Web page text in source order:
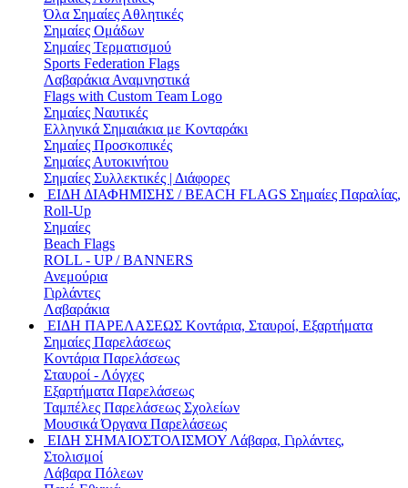
Όλα Σημαίες Αθλητικές
Σημαίες Ομάδων
Σημαίες Τερματισμού
Sports Federation Flags
Λαβαράκια Αναμνηστικά
Flags with Custom Team Logo
Σημαίες Ναυτικές
Ελληνικά Σημαιάκια με Κονταράκι
Σημαίες Προσκοπικές
Σημαίες Αυτοκινήτου
Σημαίες Συλλεκτικές | Διάφορες
ΕΙΔΗ ΔΙΑΦΗΜΙΣΗΣ / BEACH FLAGS Σημαίες Παραλίας,
Roll-Up
Σημαίες
Beach Flags
ROLL - UP / BANNERS
Ανεμούρια
Γιρλάντες
Λαβαράκια
ΕΙΔΗ ΠΑΡΕΛΑΣΕΩΣ Κοντάρια, Σταυροί, Εξαρτήματα
Σημαίες Παρελάσεως
Κοντάρια Παρελάσεως
Σταυροί - Λόγχες
Εξαρτήματα Παρελάσεως
Ταμπέλες Παρελάσεως Σχολείων
Μουσικά Όργανα Παρελάσεως
ΕΙΔΗ ΣΗΜΑΙΟΣΤΟΛΙΣΜΟΥ Λάβαρα, Γιρλάντες,
Στολισμοί
Λάβαρα Πόλεων